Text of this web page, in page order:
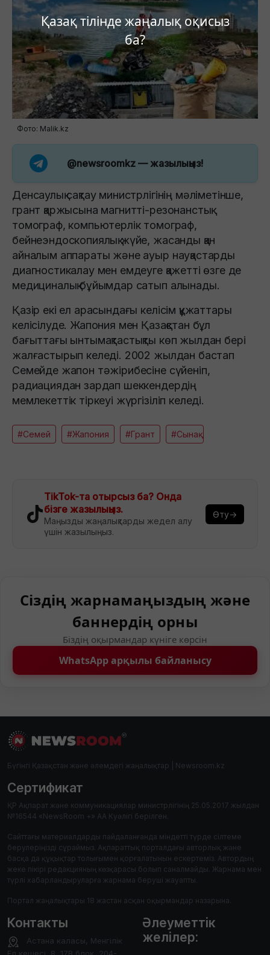
Қазақ тілінде жаңалық оқисыз
ба?
Фото: Malik.kz
@newsroomkz — жазылыңыз!
Денсаулық сақтау министрлігінің мәліметінше,
грант қаржысына магнитті-резонанстық
томограф, компьютерлік томограф,
бейнеэндоскопиялық жүйе, жасанды қан
айналым аппараты және ауыр науқастарды
диагностикалау мен емдеуге қажетті өзге де
медициналық бұйымдар сатып алынады.
Қазір екі ел арасындағы келісім құжаттары
келісілуде. Жапония мен Қазақстан бұл
бағыттағы ынтымақтастықты көп жылдан бері
жалғастырып келеді. 2002 жылдан бастап
Семейде жапон тәжірибесіне сүйеніп,
радиациядан зардап шеккендердің
мемлекеттік тіркеуі жүргізіліп келеді.
#Семей #Жапония #Грант #Сынақ
TikTok-та отырсыз ба? Онда
бізге жазылыңыз.
Маңызды жаңалықтарды жедел алу
үшін жазылыңыз.
Өту→
Сіздің жарнамаңыздың және
баннердің орны
Біздің оқырмандар күніге көрсін
WhatsApp арқылы байланысу
Бүгінгі Қазақстан және әлемдегі жаңалықтар | Newsroom.kz
Сертификат
ҚР Ақпарат және коммуникациялар министрлігінің 25.05.2017 жылдан
№16544 «NewsRoom +» АА Куәлігі берілген.
Сайттағы материалдарды пайдаланғанда міндетті түрде сілтеме
берулеріңізді сұраймыз. Ақпараттық порталдағы авторлық және
басқа да құқықтар толығымен қорғалатынын ескертеміз. Автордың
жеке пікірі редакцияның көзқарасы болып саналмайды. Жарнама мен
түрлі хабарландыруларға жарнама беруші жауапты.
Портал жаңалықтары 18 жастан асқан оқырмандар назарына.
Контакты
Астана каласы, Менгілік
Ел кешесі, 8, 17В блок, 204-
Әлеуметтік
желілер: